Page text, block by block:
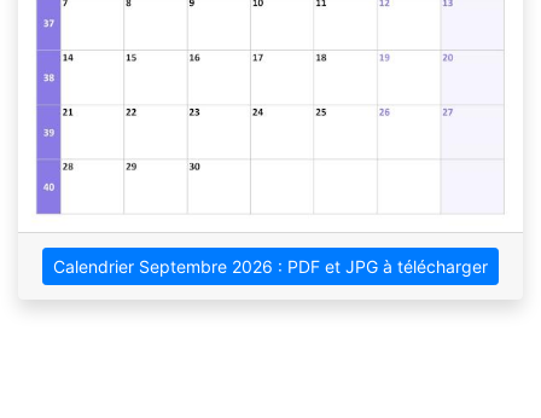
Calendrier Septembre 2026 : PDF et JPG à télécharger